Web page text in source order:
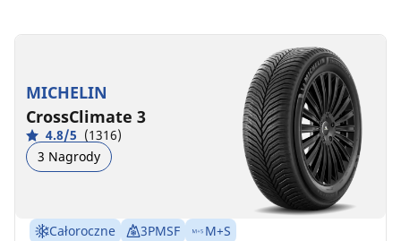
MICHELIN
CrossClimate 3
4.8/5 (1316)
3 Nagrody
Całoroczne 3PMSF
M+S